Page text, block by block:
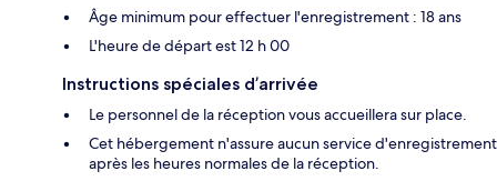
Âge minimum pour effectuer l'enregistrement : 18 ans
L'heure de départ est 12 h 00
Instructions spéciales d’arrivée
Le personnel de la réception vous accueillera sur place.
Cet hébergement n'assure aucun service d'enregistrement
après les heures normales de la réception.